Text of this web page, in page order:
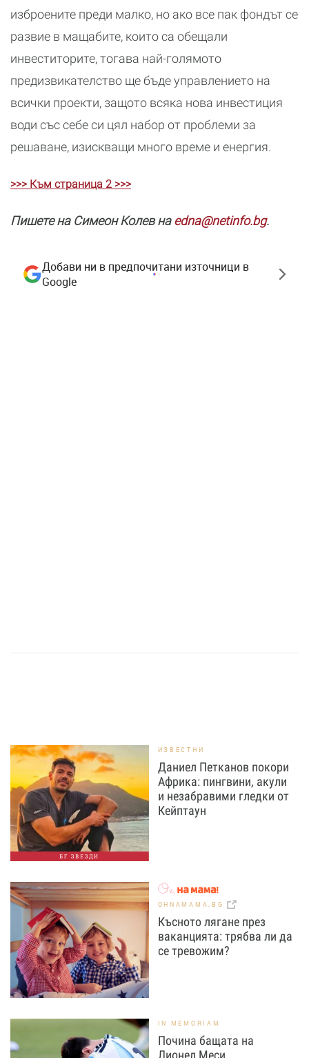
изброените преди малко, но ако все пак фондът се
развие в мащабите, които са обещали
инвеститорите, тогава най-голямото
предизвикателство ще бъде управлението на
всички проекти, защото всяка нова инвестиция
води със себе си цял набор от проблеми за
решаване, изискващи много време и енергия.
>>> Към страница 2 >>>
Пишете на Симеон Колев наedna@netinfo.bg.
Добави ни в предпочитани източници в
Google
БГ ЗВЕЗДИ
ИЗВЕСТНИ
Даниел Петканов покори
Африка: пингвини, акули
и незабравими гледки от
Кейптаун
OHNAMAMA.BG
Късното лягане през
ваканцията: трябва ли да
се тревожим?
IN MEMORIAM
Почина бащата на
Лионел Меси